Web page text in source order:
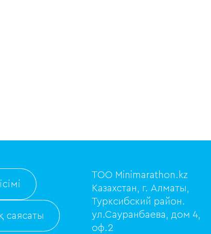
саясаты
ТОО Minimarathon.kz
Казахстан, г. Алматы,
Турксибский район.
ул.Сауранбаева, дом 4,
оф.2